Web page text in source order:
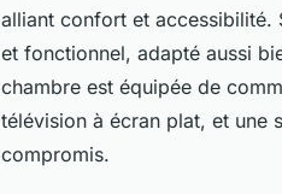
alliant confort et accessibilité.
et fonctionnel, adapté aussi
chambre est équipée de
télévision à écran plat, et une
compromis.